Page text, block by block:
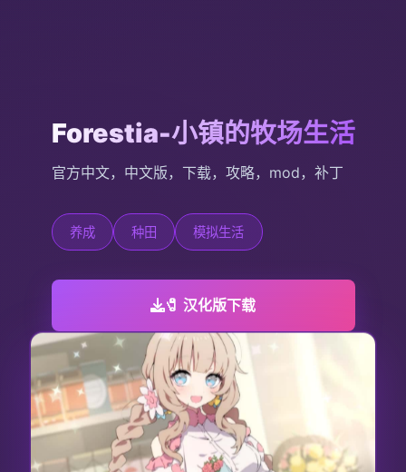
Forestia-小镇的牧场生活
官方中文，中文版，下载，攻略，mod，补丁
养成 种田 模拟生活
🧷 汉化版下载